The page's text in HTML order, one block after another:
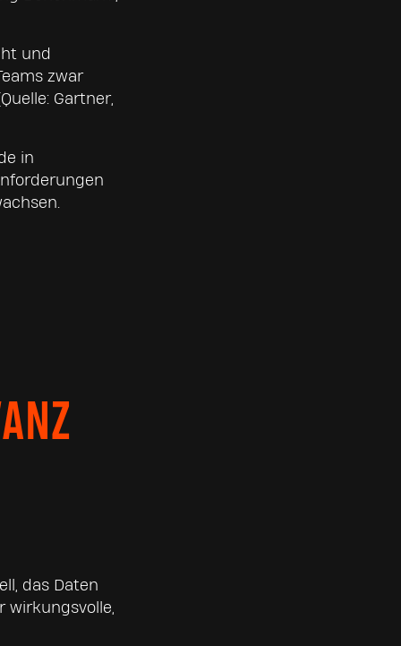
und
zwar
Gartner,
in
das Daten
wirkungsvolle,